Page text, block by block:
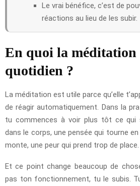
Le vrai bénéfice, c’est de
réactions au lieu de les subir.
En quoi la méditation
quotidien ?
La méditation est utile parce qu’elle
de réagir automatiquement. Dans la
tu commences à voir plus tôt ce qui
dans le corps, une pensée qui tourne
monte, une peur qui prend trop de place.
Et ce point change beaucoup de
pas ton fonctionnement, tu le subis.